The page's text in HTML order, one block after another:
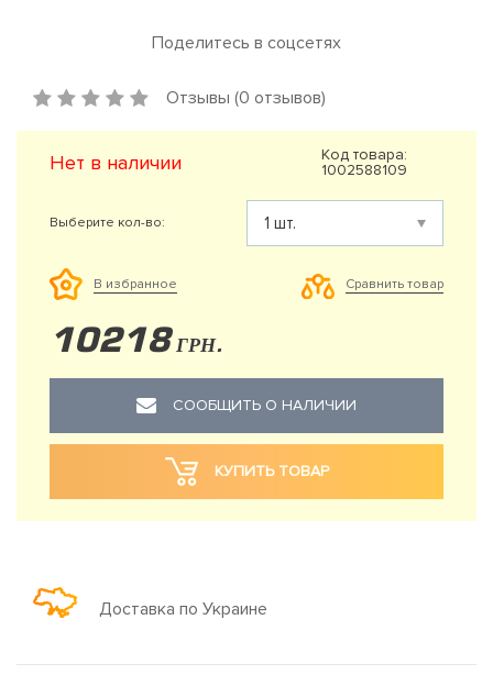
Поделитесь в соцсетях
Отзывы (0 отзывов)
Нет в наличии
Код товара:
1002588109
Выберите кол-во:
В избранное Сравнить товар
10218 ГРН.
СООБЩИТЬ О НАЛИЧИИ
КУПИТЬ ТОВАР
Доставка по Украине